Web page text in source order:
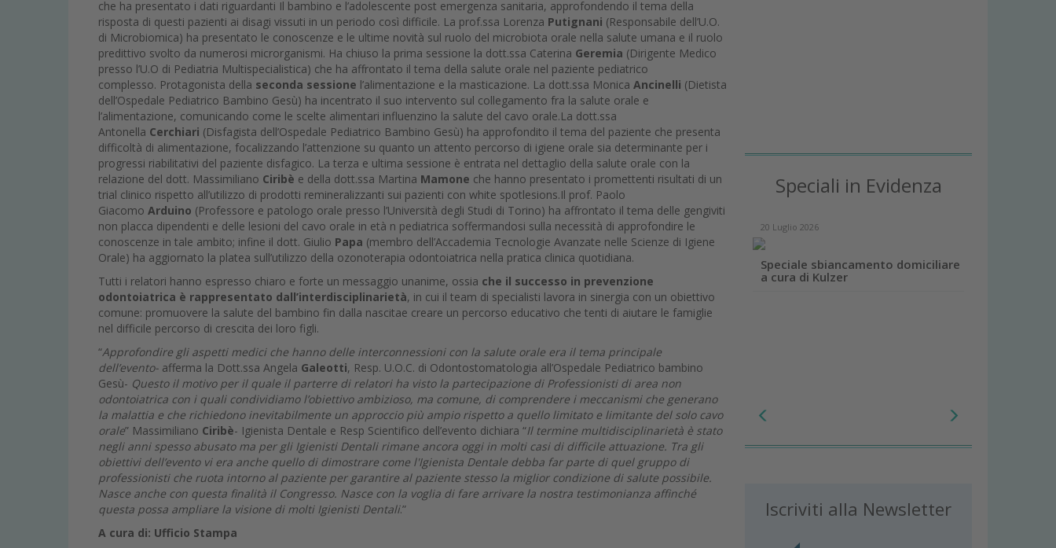
che ha presentato i dati riguardanti Il bambino e l’adolescente post emergenza sanitaria, approfondendo il tema della
risposta di questi pazienti ai disagi vissuti in un periodo così difficile. La prof.ssa Lorenza Putignani (Responsabile dell’U.O.
di Microbiomica) ha presentato le conoscenze e le ultime novità sul ruolo del microbiota orale nella salute umana e il ruolo
predittivo svolto da numerosi microrganismi. Ha chiuso la prima sessione la dott.ssa Caterina Geremia (Dirigente Medico
presso l’U.O di Pediatria Multispecialistica) che ha affrontato il tema della salute orale nel paziente pediatrico
complesso. Protagonista della seconda sessione l’alimentazione e la masticazione. La dott.ssa Monica Ancinelli (Dietista
dell’Ospedale Pediatrico Bambino Gesù) ha incentrato il suo intervento sul collegamento fra la salute orale e
l’alimentazione, comunicando come le scelte alimentari influenzino la salute del cavo orale.La dott.ssa
Antonella Cerchiari (Disfagista dell’Ospedale Pediatrico Bambino Gesù) ha approfondito il tema del paziente che presenta
difficoltà di alimentazione, focalizzando l’attenzione su quanto un attento percorso di igiene orale sia determinante per i
progressi riabilitativi del paziente disfagico. La terza e ultima sessione è entrata nel dettaglio della salute orale con la
relazione del dott. Massimiliano Ciribè e della dott.ssa Martina Mamone che hanno presentato i promettenti risultati di un
trial clinico rispetto all’utilizzo di prodotti remineralizzanti sui pazienti con white spotlesions.Il prof. Paolo
Giacomo Arduino (Professore e patologo orale presso l’Università degli Studi di Torino) ha affrontato il tema delle gengiviti
non placca dipendenti e delle lesioni del cavo orale in età n pediatrica soffermandosi sulla necessità di approfondire le
conoscenze in tale ambito; infine il dott. Giulio Papa (membro dell’Accademia Tecnologie Avanzate nelle Scienze di Igiene
Orale) ha aggiornato la platea sull’utilizzo della ozonoterapia odontoiatrica nella pratica clinica quotidiana.
Tutti i relatori hanno espresso chiaro e forte un messaggio unanime, ossia che il successo in prevenzione
odontoiatrica è rappresentato dall’interdisciplinarietà, in cui il team di specialisti lavora in sinergia con un obiettivo
comune: promuovere la salute del bambino fin dalla nascitae creare un percorso educativo che tenti di aiutare le famiglie
nel difficile percorso di crescita dei loro figli.
“Approfondire gli aspetti medici che hanno delle interconnessioni con la salute orale era il tema principale
dell’evento- afferma la Dott.ssa Angela Galeotti, Resp. U.O.C. di Odontostomatologia all’Ospedale Pediatrico bambino
Gesù- Questo il motivo per il quale il parterre di relatori ha visto la partecipazione di Professionisti di area non
odontoiatrica con i quali condividiamo l’obiettivo ambizioso, ma comune, di comprendere i meccanismi che generano
la malattia e che richiedono inevitabilmente un approccio più ampio rispetto a quello limitato e limitante del solo cavo
orale” Massimiliano Ciribè- Igienista Dentale e Resp Scientifico dell’evento dichiara “Il termine multidisciplinarietà è stato
negli anni spesso abusato ma per gli Igienisti Dentali rimane ancora oggi in molti casi di difficile attuazione. Tra gli
obiettivi dell’evento vi era anche quello di dimostrare come l'Igienista Dentale debba far parte di quel gruppo di
professionisti che ruota intorno al paziente per garantire al paziente stesso la miglior condizione di salute possibile.
Nasce anche con questa finalità il Congresso. Nasce con la voglia di fare arrivare la nostra testimonianza affinché
questa possa ampliare la visione di molti Igienisti Dentali.”
A cura di: Ufficio Stampa
Speciali in Evidenza
20 Luglio 2026
Speciale sbiancamento domiciliare
a cura di Kulzer
Iscriviti alla Newsletter